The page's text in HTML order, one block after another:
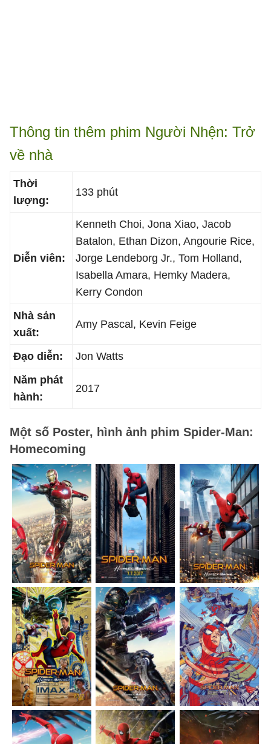
Thông tin thêm phim Người Nhện: Trở
về nhà
Thời
lượng:
133 phút
Diễn viên:
Kenneth Choi, Jona Xiao, Jacob
Batalon, Ethan Dizon, Angourie Rice,
Jorge Lendeborg Jr., Tom Holland,
Isabella Amara, Hemky Madera,
Kerry Condon
Nhà sản
xuất:
Amy Pascal, Kevin Feige
Đạo diễn:
Jon Watts
Năm phát
hành:
2017
Một số Poster, hình ảnh phim Spider-Man:
Homecoming